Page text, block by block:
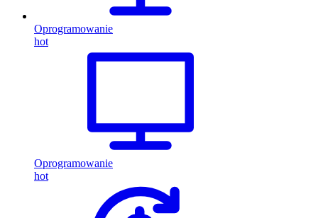
Oprogramowanie
hot
Oprogramowanie
hot